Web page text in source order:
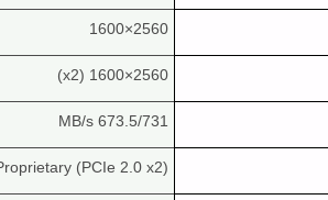
2560×1600
2560×1600 (x2)
673.5/731 MB/s
(PCIe 2.0 x2)